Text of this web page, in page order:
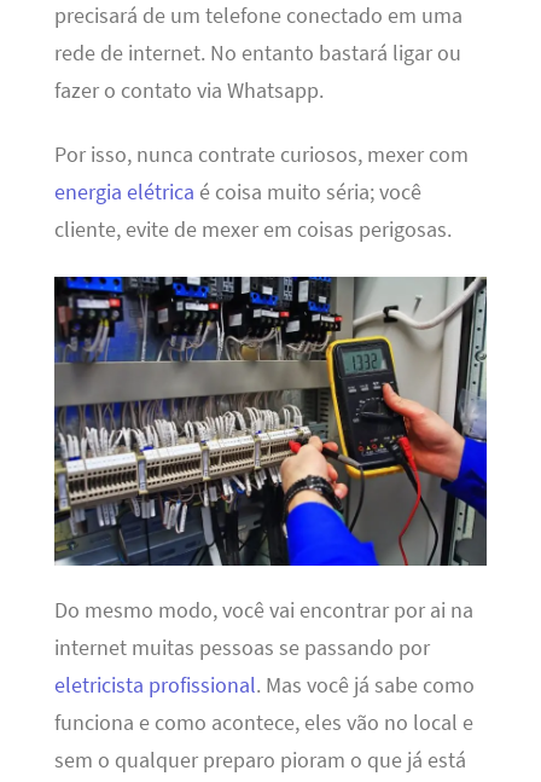
precisará de um telefone conectado em uma
rede de internet. No entanto bastará ligar ou
fazer o contato via Whatsapp.
Por isso, nunca contrate curiosos, mexer com
energia elétrica é coisa muito séria; você
cliente, evite de mexer em coisas perigosas.
Do mesmo modo, você vai encontrar por ai na
internet muitas pessoas se passando por
eletricista profissional. Mas você já sabe como
funciona e como acontece, eles vão no local e
sem o qualquer preparo pioram o que já está